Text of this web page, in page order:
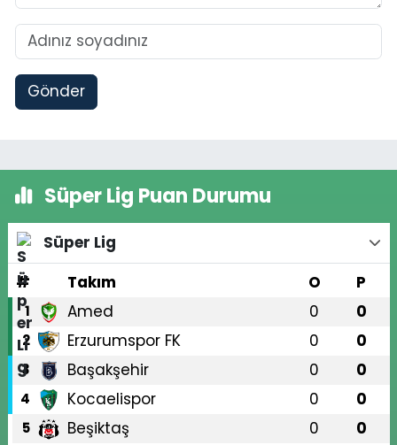
Gönder
Süper Lig Puan Durumu
Süper Lig
#
Takım O P
1 Amed 0 0
2 Erzurumspor FK 0 0
3 Başakşehir 0 0
4 Kocaelispor 0 0
5 Beşiktaş 0 0